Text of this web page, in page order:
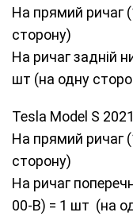
На прямий ричаг
сторону)
На ричаг задній
шт (на одну
Tesla Model S
На прямий ричаг
сторону)
На ричаг
00-B) = 1 шт (на